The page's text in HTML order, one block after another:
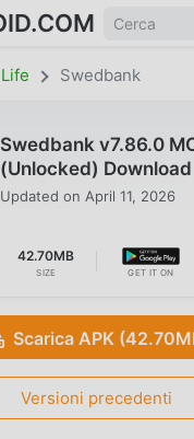
Life Swedbank
Swedbank v7.86.0
(Unlocked) Download
Updated on April 11, 2026
42.70MB
SIZE GET IT ON
Scarica APK
Versioni precedenti